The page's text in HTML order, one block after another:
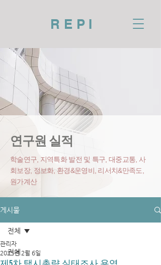
REPI
연구원 실적
학술연구, 지역특화 발전 및 특구, 대중교통, 사
회보장, 정보화, 환경&운영비 , 리서치&만족도,
원가계산
게시물
전체
전체
관리자
2025년 2월 6일